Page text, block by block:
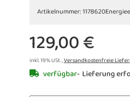
Artikelnummer:1178620
129,00 €
inkl. 19% USt. ,Versandkostenfreie
verfügbar Lieferung